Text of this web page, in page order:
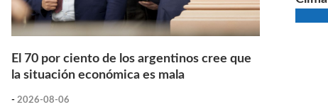
El 70 por ciento de los argentinos cree que
la situación económica es mala
- 2026-08-06